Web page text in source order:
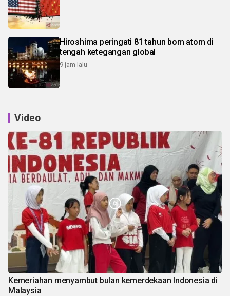
Hiroshima peringati 81 tahun bom atom di
tengah ketegangan global
9 jam lalu
Video
Kemeriahan menyambut bulan kemerdekaan Indonesia di
Malaysia